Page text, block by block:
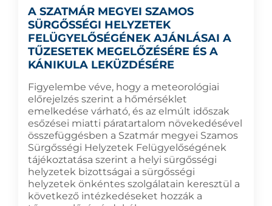
A SZATMÁR MEGYEI SZAMOS
SÜRGŐSSÉGI HELYZETEK
FELÜGYELŐSÉGÉNEK AJÁNLÁSAI A
TŰZESETEK MEGELŐZÉSÉRE ÉS A
KÁNIKULA LEKÜZDÉSÉRE
Figyelembe véve, hogy a meteorológiai
előrejelzés szerint a hőmérséklet
emelkedése várható, és az elmúlt időszak
esőzései miatti páratartalom növekedésével
összefüggésben a Szatmár megyei Szamos
Sürgősségi Helyzetek Felügyelőségének
tájékoztatása szerint a helyi sürgősségi
helyzetek bizottságai a sürgősségi
helyzetek önkéntes szolgálatain keresztül a
következő intézkedéseket hozzák a